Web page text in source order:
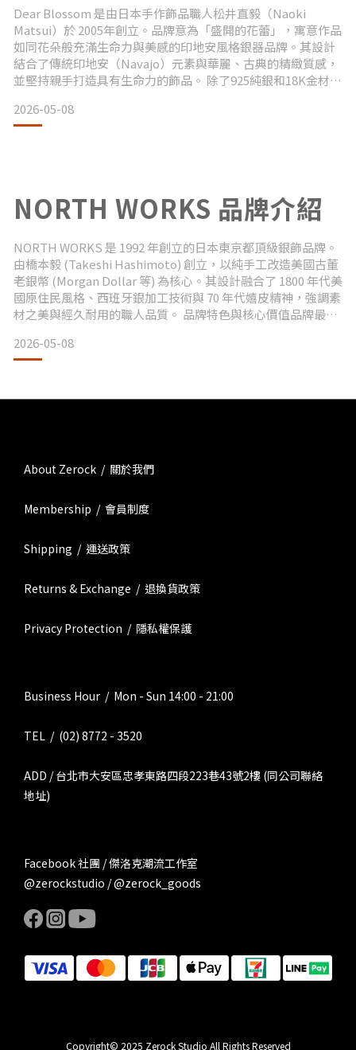
Dear Blossom 是由日本手作飾品職人松井直毅（Naoki
Matsui）於 2005年創立。品牌意為「盛開的花蕾」，寓意作品
如同花朵般充滿生命力與美感的印地安風格銀器品牌。其設計
結合了傳統印地安（Navajo）元素與華麗、古典的精緻質感，
並堅持親手打造具有生命力的飾品。 除了925純銀和18K金材質
充滿藝術感；品牌靈魂中，「唐草（Arabesque）」工藝是展
現其華麗與古典質感的關鍵。 Dear Blossom 唐草工藝特色職
2026-05-08
NORTH WORKS 品牌介紹
NORTH WORKS 是 1992 年創立的日本東京都頂級銀飾品牌。
由橋本毅 (Takeshi Hashimoto) 創立，以純手工改造美國古董
老銀幣 (Morgan Dollar 等) 為核心。其設計融合了 1800 年代美
國原住民風格、西班牙銀加工技術與 70 年代嬉皮精神，強調素
材之美與經久耐用的職人品質。 品牌特色與核心價值品牌最著
等數百道工序，變身為獨一無二的戒指、項鍊、手環等飾品。
設計風格： 靈感取材自美國傳統文化，作品呈現原始
2026-05-08
About Zerock / 關於我們
Membership / 會員制度
Shipping / 運送政策
Returns & Exchange / 退換貨政策
Privacy Protection / 隱私權保護
Business Hour / Mon - Sun 14:00 - 21:00
TEL / (02) 8772 - 3520
ADD / 台北市大安區忠孝東路四段223巷43號2樓 (同公司聯絡
地址)
Facebook 社團 / 傑洛克潮流工作室
@zerockstudio / @zerock_goods
Copyright© 2025 Zerock Studio All Rights Reserved